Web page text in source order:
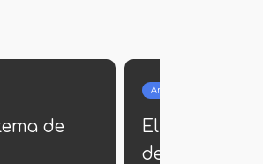
Reserve Windows 10